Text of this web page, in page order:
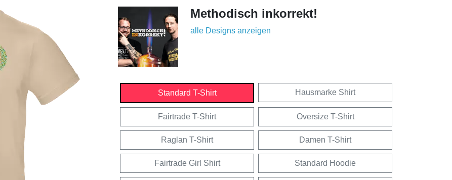
Methodisch inkorrekt!
alle Designs anzeigen
Standard T-Shirt Hausmarke Shirt
Fairtrade T-Shirt Oversize T-Shirt
Raglan T-Shirt Damen T-Shirt
Fairtrade Girl Shirt Standard Hoodie